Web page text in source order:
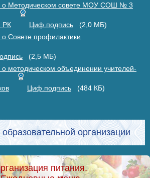
о Методическом совете МОУ СОШ № 3
РК Циф.подпись
(2,0 МБ)
Совете профилактики
(2,5 МБ)
методическом объединении учителей-
Циф.подпись (484 КБ)
организации
питания.